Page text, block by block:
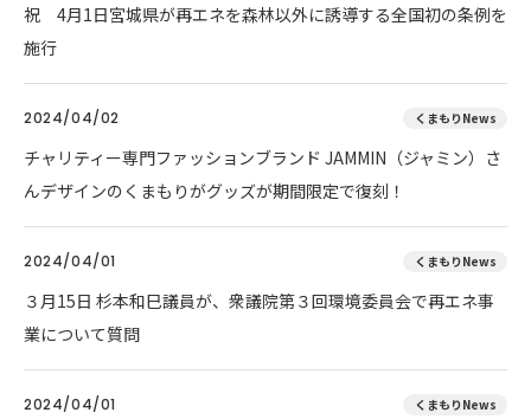
祝 4月1日宮城県が再エネを森林以外に誘導する全国初の条例を
施行
2024/04/02 くまもりNews
チャリティー専門ファッションブランド JAMMIN（ジャミン）さ
んデザインのくまもりがグッズが期間限定で復刻！
2024/04/01 くまもりNews
３月15日 杉本和巳議員が、衆議院第３回環境委員会で再エネ事
業について質問
2024/04/01 くまもりNews